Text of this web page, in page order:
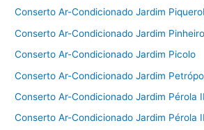
Conserto Ar-Condicionado Jardim
Conserto Ar-Condicionado Jardim
Conserto Ar-Condicionado Jardim Picolo
Conserto Ar-Condicionado Jardim
Conserto Ar-Condicionado Jardim Pérola
Conserto Ar-Condicionado Jardim Pérola II